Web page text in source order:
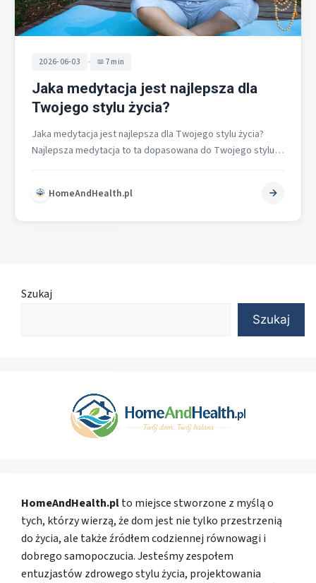
2026-06-03 • 7 min
Jaka medytacja jest najlepsza dla
Twojego stylu życia?
Jaka medytacja jest najlepsza dla Twojego stylu życia?
Najlepsza medytacja to ta dopasowana do Twojego stylu
HomeAndHealth.pl
Szukaj
Szukaj
HomeAndHealth.plto miejsce stworzone z myślą o
tych, którzy wierzą, że dom jest nie tylko przestrzenią
do życia, ale także źródłem codziennej równowagi i
dobrego samopoczucia. Jesteśmy zespołem
entuzjastów zdrowego stylu życia, projektowania